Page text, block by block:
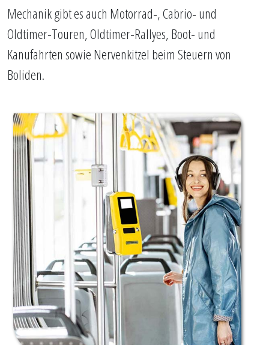
Mechanik gibt es auch Motorrad-, Cabrio- und
Oldtimer-Touren, Oldtimer-Rallyes, Boot- und
Kanufahrten sowie Nervenkitzel beim Steuern von
Boliden.